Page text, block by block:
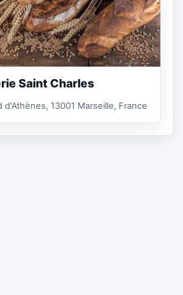
Saint Charles
d'Athènes, 13001 Marseille, France